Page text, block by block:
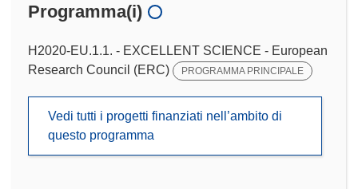
Programma(i)
H2020-EU.1.1. - EXCELLENT SCIENCE - European
Research Council (ERC)
PROGRAMMA PRINCIPALE
Vedi tutti i progetti finanziati nell’ambito di
questo programma